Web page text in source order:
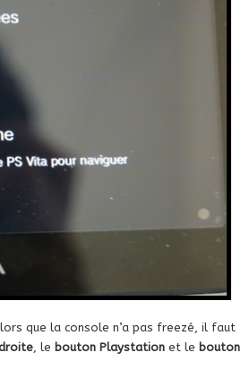
que la console n’a pas freezé, il faut
, le bouton Playstationet le bouton